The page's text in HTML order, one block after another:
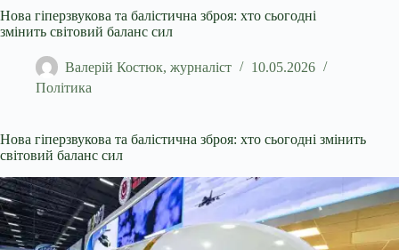
Нова гіперзвукова та балістична зброя: хто сьогодні
змінить світовий баланс сил
Валерій Костюк, журналіст
10.05.2026
Політика
Нова гіперзвукова та балістична зброя: хто сьогодні змінить
світовий баланс сил